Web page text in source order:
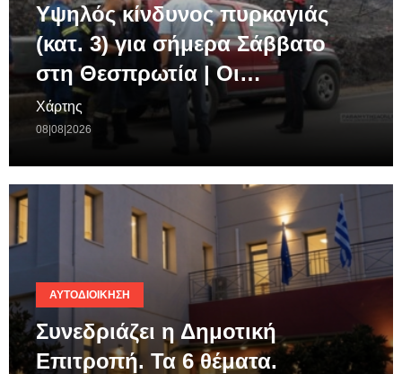
Υψηλός κίνδυνος πυρκαγιάς
(κατ. 3) για σήμερα Σάββατο
στη Θεσπρωτία | Οι…
Χάρτης
08|08|2026
ΑΥΤΟΔΙΟΊΚΗΣΗ
Συνεδριάζει η Δημοτική
Επιτροπή. Τα 6 θέματα.